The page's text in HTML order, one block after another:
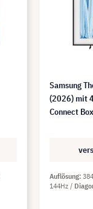
Samsung
(2026) mit
Connect
Auflösung
144Hz